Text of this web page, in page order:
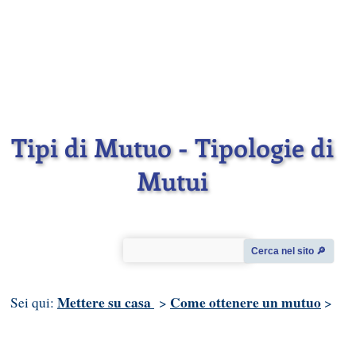
Tipi di Mutuo - Tipologie di
Mutui
Cerca nel sito 🔎︎
Sei qui: Mettere su casa > Come ottenere un mutuo >